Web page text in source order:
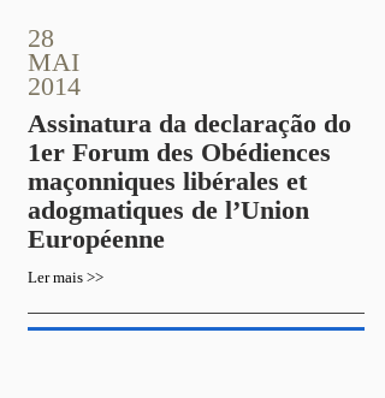
28
MAI
2014
Assinatura da declaração do
1er Forum des Obédiences
maçonniques libérales et
adogmatiques de l’Union
Européenne
Ler mais >>